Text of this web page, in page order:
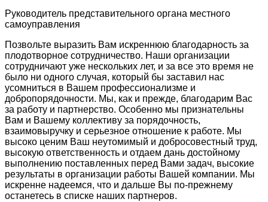
Руководитель представительного органа местного
самоуправления
Позвольте выразить Вам искреннюю благодарность за
плодотворное сотрудничество. Наши организации
сотрудничают уже нескольких лет, и за все это время не
было ни одного случая, который бы заставил нас
усомниться в Вашем профессионализме и
добропорядочности. Мы, как и прежде, благодарим Вас
за работу и партнерство. Особенно мы признательны
Вам и Вашему коллективу за порядочность,
взаимовыручку и серьезное отношение к работе. Мы
высоко ценим Ваш неутомимый и добросовестный труд,
высокую ответственность и отдаем дань достойному
выполнению поставленных перед Вами задач, высокие
результаты в организации работы Вашей компании. Мы
искренне надеемся, что и дальше Вы по-прежнему
останетесь в списке наших партнеров.